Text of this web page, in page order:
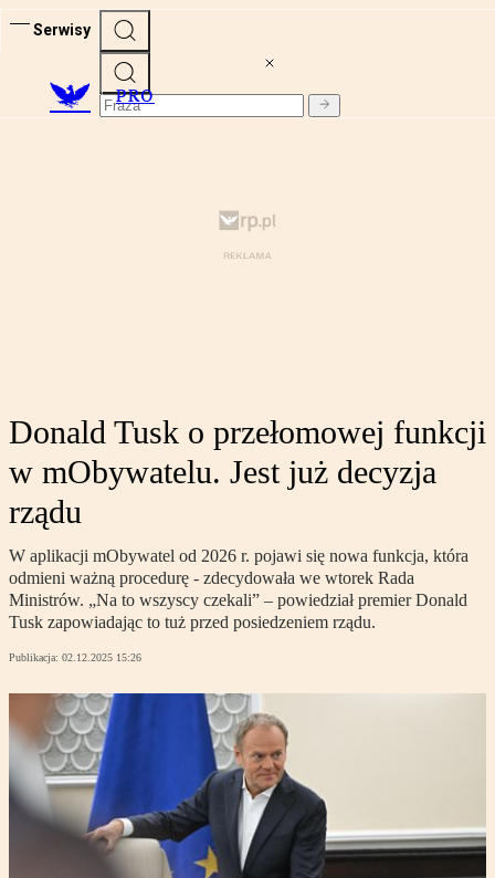
Serwisy
PRO
Donald Tusk o przełomowej funkcji
w mObywatelu. Jest już decyzja
rządu
W aplikacji mObywatel od 2026 r. pojawi się nowa funkcja, która
odmieni ważną procedurę - zdecydowała we wtorek Rada
Ministrów. „Na to wszyscy czekali” – powiedział premier Donald
Tusk zapowiadając to tuż przed posiedzeniem rządu.
Publikacja: 02.12.2025 15:26